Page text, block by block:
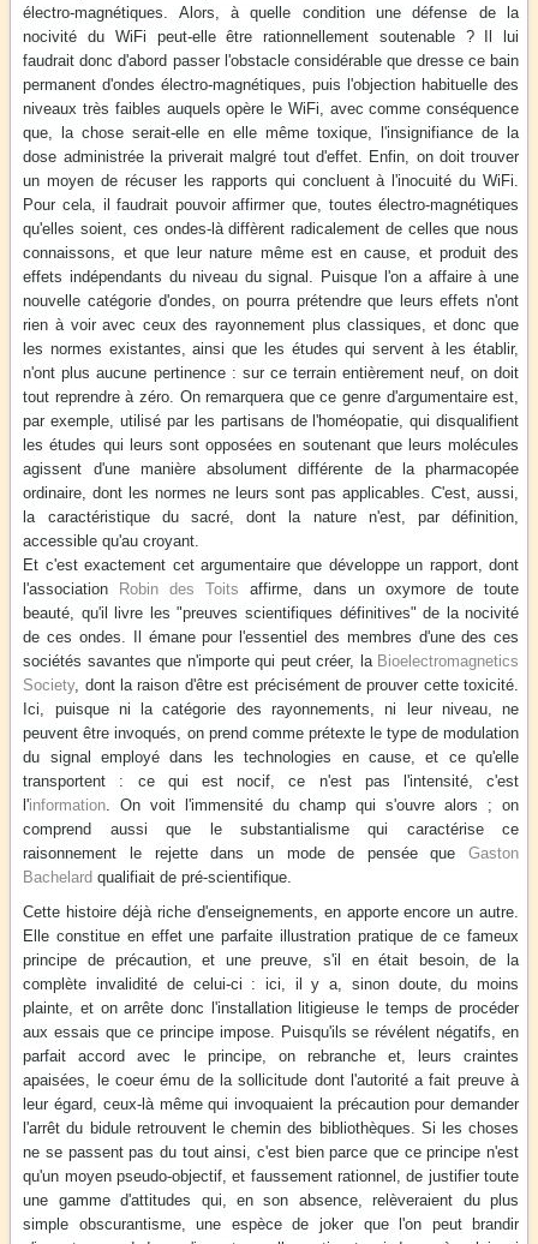
électro-magnétiques. Alors, à quelle condition une défense de la
nocivité du WiFi peut-elle être rationnellement soutenable ? Il lui
faudrait donc d'abord passer l'obstacle considérable que dresse ce bain
permanent d'ondes électro-magnétiques, puis l'objection habituelle des
niveaux très faibles auquels opère le WiFi, avec comme conséquence
que, la chose serait-elle en elle même toxique, l'insignifiance de la
dose administrée la priverait malgré tout d'effet. Enfin, on doit trouver
un moyen de récuser les rapports qui concluent à l'inocuité du WiFi.
Pour cela, il faudrait pouvoir affirmer que, toutes électro-magnétiques
qu'elles soient, ces ondes-là diffèrent radicalement de celles que nous
connaissons, et que leur nature même est en cause, et produit des
effets indépendants du niveau du signal. Puisque l'on a affaire à une
nouvelle catégorie d'ondes, on pourra prétendre que leurs effets n'ont
rien à voir avec ceux des rayonnement plus classiques, et donc que
les normes existantes, ainsi que les études qui servent à les établir,
n'ont plus aucune pertinence : sur ce terrain entièrement neuf, on doit
tout reprendre à zéro. On remarquera que ce genre d'argumentaire est,
par exemple, utilisé par les partisans de l'homéopatie, qui disqualifient
les études qui leurs sont opposées en soutenant que leurs molécules
agissent d'une manière absolument différente de la pharmacopée
ordinaire, dont les normes ne leurs sont pas applicables. C'est, aussi,
la caractéristique du sacré, dont la nature n'est, par définition,
accessible qu'au croyant.
Et c'est exactement cet argumentaire que développe un rapport, dont
l'association
Robin des Toits affirme, dans un oxymore de toute
beauté, qu'il livre les "preuves scientifiques définitives" de la nocivité
de ces ondes. Il émane pour l'essentiel des membres d'une des ces
sociétés savantes que n'importe qui peut créer, la Bioelectromagnetics
Society, dont la raison d'être est précisément de prouver cette toxicité.
Ici, puisque ni la catégorie des rayonnements, ni leur niveau, ne
peuvent être invoqués, on prend comme prétexte le type de modulation
du signal employé dans les technologies en cause, et ce qu'elle
transportent : ce qui est nocif, ce n'est pas l'intensité, c'est
l'information. On voit l'immensité du champ qui s'ouvre alors ; on
comprend aussi que le substantialisme qui caractérise ce
raisonnement le rejette dans un mode de pensée queGaston
Bachelard qualifiait de pré-scientifique.
Cette histoire déjà riche d'enseignements, en apporte encore un autre.
Elle constitue en effet une parfaite illustration pratique de ce fameux
principe de précaution, et une preuve, s'il en était besoin, de la
complète invalidité de celui-ci : ici, il y a, sinon doute, du moins
plainte, et on arrête donc l'installation litigieuse le temps de procéder
aux essais que ce principe impose. Puisqu'ils se révélent négatifs, en
parfait accord avec le principe, on rebranche et, leurs craintes
apaisées, le coeur ému de la sollicitude dont l'autorité a fait preuve à
leur égard, ceux-là même qui invoquaient la précaution pour demander
l'arrêt du bidule retrouvent le chemin des bibliothèques. Si les choses
ne se passent pas du tout ainsi, c'est bien parce que ce principe n'est
qu'un moyen pseudo-objectif, et faussement rationnel, de justifier toute
une gamme d'attitudes qui, en son absence, relèveraient du plus
simple obscurantisme, une espèce de joker que l'on peut brandir